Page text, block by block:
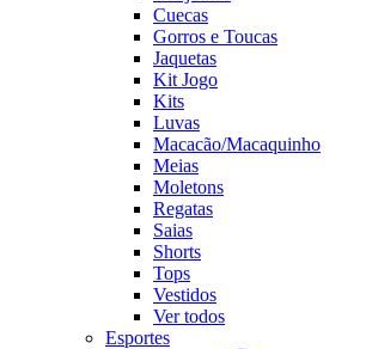
Cuecas
Gorros e Toucas
Jaquetas
Kit Jogo
Kits
Luvas
Macacão/Macaquinho
Meias
Moletons
Regatas
Saias
Shorts
Tops
Vestidos
Ver todos
Esportes